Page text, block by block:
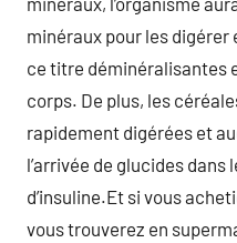
minéraux pour les digérer
ce titre déminéralisantes
corps. De plus, les
rapidement digérées et
l’arrivée de glucides
d’insuline.Et si vous
vous trouverez en